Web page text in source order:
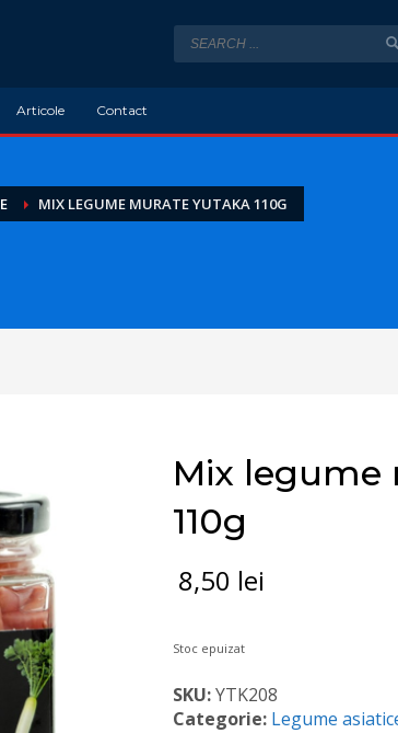
Articole Contact
MIX LEGUME MURATE YUTAKA 110G
Mix legume
110g
8,50 lei
Stoc epuizat
SKU:YTK208
Categorie: Legume